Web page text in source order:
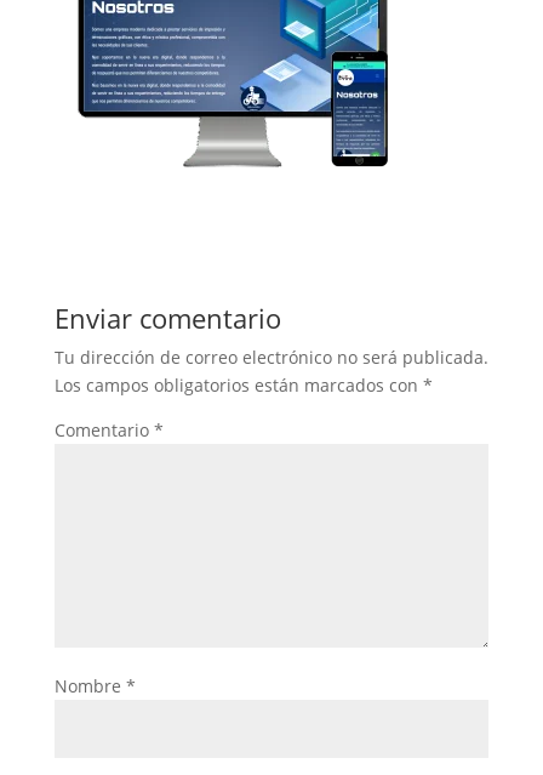
Enviar comentario
Tu dirección de correo electrónico no será publicada.
Los campos obligatorios están marcados con *
Comentario *
Nombre *